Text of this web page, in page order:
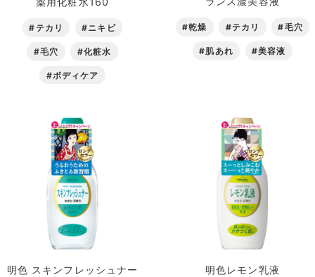
#テカリ #ニキビ
#毛穴 #化粧水
#ボディケア
#乾燥 #テカリ #毛穴
#肌あれ #美容液
明色 スキンフレッシュナー 明色レモン乳液